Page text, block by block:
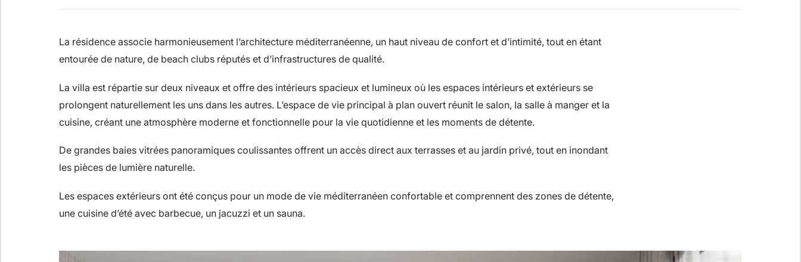
La résidence associe harmonieusement l’architecture méditerranéenne, un haut niveau de confort et d’intimité, tout en étant
entourée de nature, de beach clubs réputés et d’infrastructures de qualité.
La villa est répartie sur deux niveaux et offre des intérieurs spacieux et lumineux où les espaces intérieurs et extérieurs se
prolongent naturellement les uns dans les autres. L’espace de vie principal à plan ouvert réunit le salon, la salle à manger et la
cuisine, créant une atmosphère moderne et fonctionnelle pour la vie quotidienne et les moments de détente.
De grandes baies vitrées panoramiques coulissantes offrent un accès direct aux terrasses et au jardin privé, tout en inondant
les pièces de lumière naturelle.
Les espaces extérieurs ont été conçus pour un mode de vie méditerranéen confortable et comprennent des zones de détente,
une cuisine d’été avec barbecue, un jacuzzi et un sauna.
QUESTIONNAIRE
Sélection personnalisée de
biens immobiliers à
Marbella
Dans quel but envisagez-vous un